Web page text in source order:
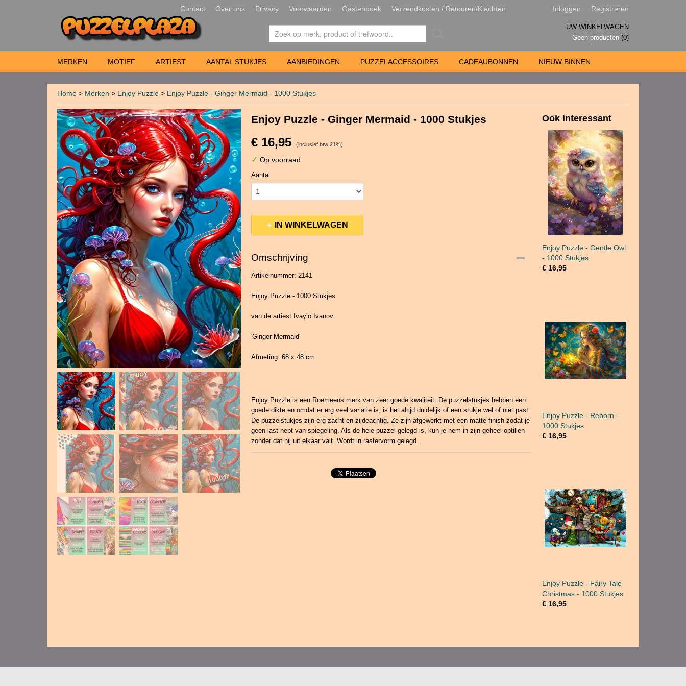
Contact Over ons Privacy Voorwaarden Gastenboek Verzendkosten / Retouren/Klachten Inloggen Registreren
UW WINKELWAGEN
Geen producten (0)
MERKEN MOTIEF ARTIEST AANTAL STUKJES AANBIEDINGEN PUZZELACCESSOIRES CADEAUBONNEN NIEUW BINNEN
Home > Merken > Enjoy Puzzle > Enjoy Puzzle - Ginger Mermaid - 1000 Stukjes
Enjoy Puzzle - Ginger Mermaid - 1000 Stukjes
€ 16,95 (inclusief btw 21%)
✓ Op voorraad
Aantal
IN WINKELWAGEN
Omschrijving
Artikelnummer: 2141
Enjoy Puzzle - 1000 Stukjes
van de artiest Ivaylo Ivanov
'Ginger Mermaid'
Afmeting: 68 x 48 cm
Enjoy Puzzle is een Roemeens merk van zeer goede kwaliteit. De puzzelstukjes hebben een
goede dikte en omdat er erg veel variatie is, is het altijd duidelijk of een stukje wel of niet past.
De puzzelstukjes zijn erg zacht en zijdeachtig. Ze zijn afgewerkt met een matte finish zodat je
geen last hebt van spiegeling. Als de hele puzzel gelegd is, kun je hem in zijn geheel optillen
zonder dat hij uit elkaar valt. Wordt in rastervorm gelegd.
Ook interessant
Enjoy Puzzle - Gentle Owl
- 1000 Stukjes
€ 16,95
Enjoy Puzzle - Reborn -
1000 Stukjes
€ 16,95
Enjoy Puzzle - Fairy Tale
Christmas - 1000 Stukjes
€ 16,95